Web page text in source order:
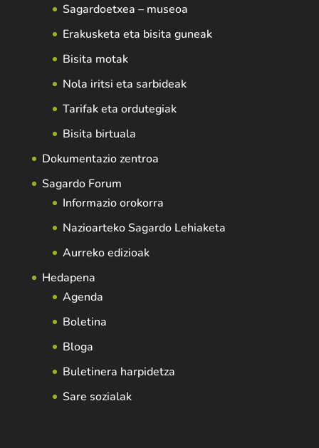
Sagardoetxea – museoa
Erakusketa eta bisita guneak
Bisita motak
Nola iritsi eta sarbideak
Tarifak eta ordutegiak
Bisita birtuala
Dokumentazio zentroa
Sagardo Forum
Informazio orokorra
Nazioarteko Sagardo Lehiaketa
Aurreko edizioak
Hedapena
Agenda
Boletina
Bloga
Buletinera harpidetza
Sare sozialak